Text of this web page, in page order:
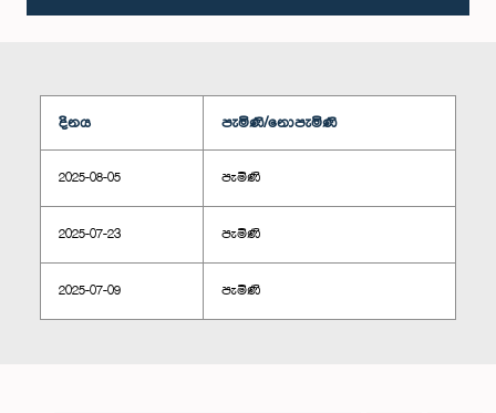
දිනය පැමිණි/නොපැමිණි
2025-08-05 පැමිණි
2025-07-23 පැමිණි
2025-07-09 පැමිණි